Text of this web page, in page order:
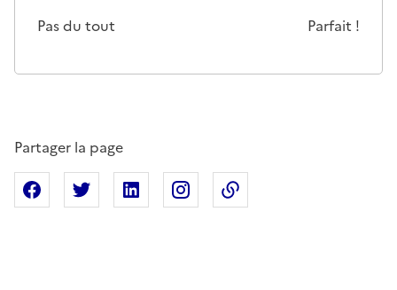
Pas du tout Parfait !
Partager la page
Partager sur Facebook
Partager sur XPartager sur Linkedin
Partager sur Instagram